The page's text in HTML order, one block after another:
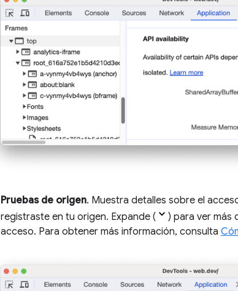
Pruebas de origen. Muestra detalles sobre el
registraste en tu origen. Expande (
) para ver más
acceso. Para obtener más información, consulta